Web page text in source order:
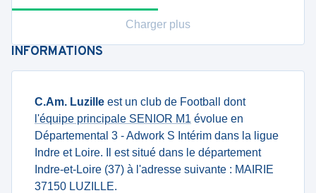
Charger plus
INFORMATIONS
C.Am. Luzille est un club de Football dont
l'équipe principale SENIOR M1 évolue en
Départemental 3 - Adwork S Intérim dans la ligue
Indre et Loire. Il est situé dans le département
Indre-et-Loire (37) à l'adresse suivante : MAIRIE
37150 LUZILLE.